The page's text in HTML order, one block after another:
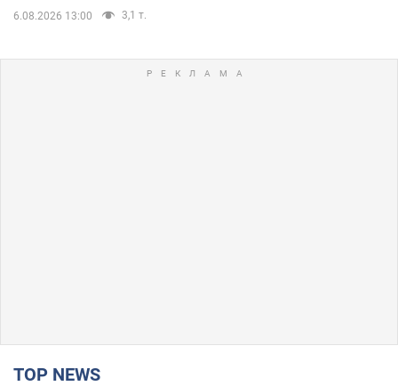
6.08.2026 13:00 3,1 т.
TOP NEWS